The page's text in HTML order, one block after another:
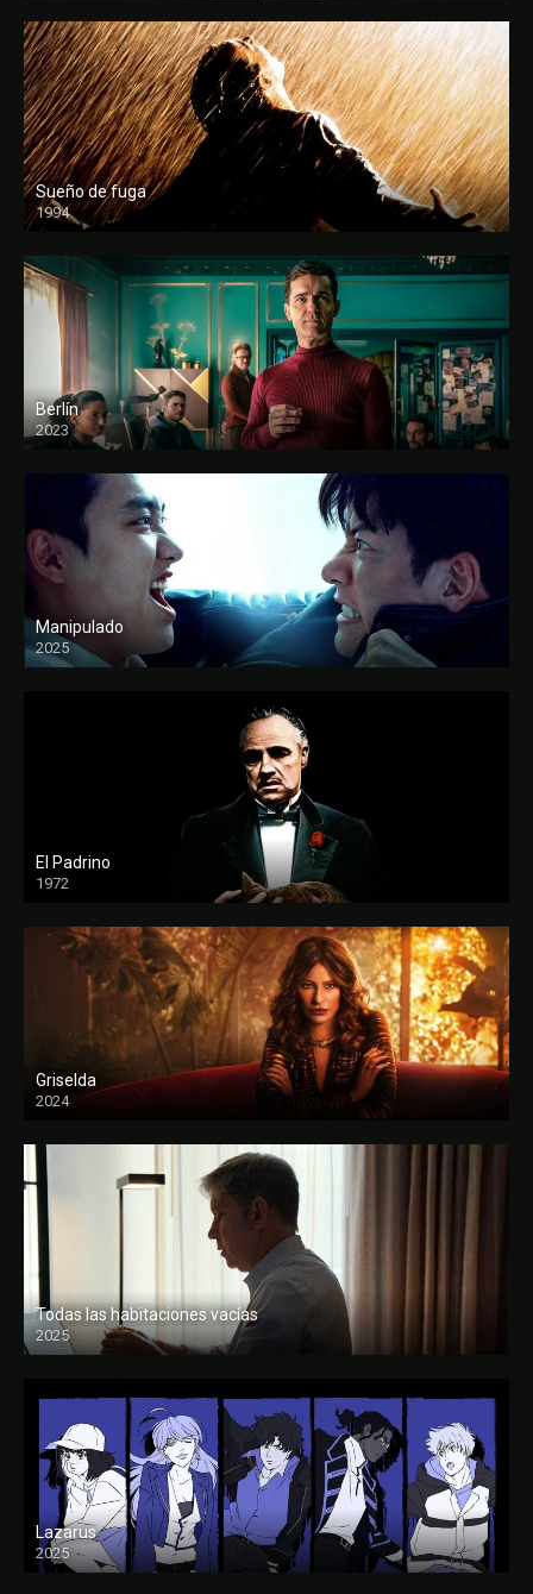
Sueño de fuga
1994
FULL HD
Berlín
2023
Manipulado
2025
El Padrino
1972
FULL HD
Griselda
2024
Todas las habitaciones vacías
2025
FULL HD
Lazarus
2025